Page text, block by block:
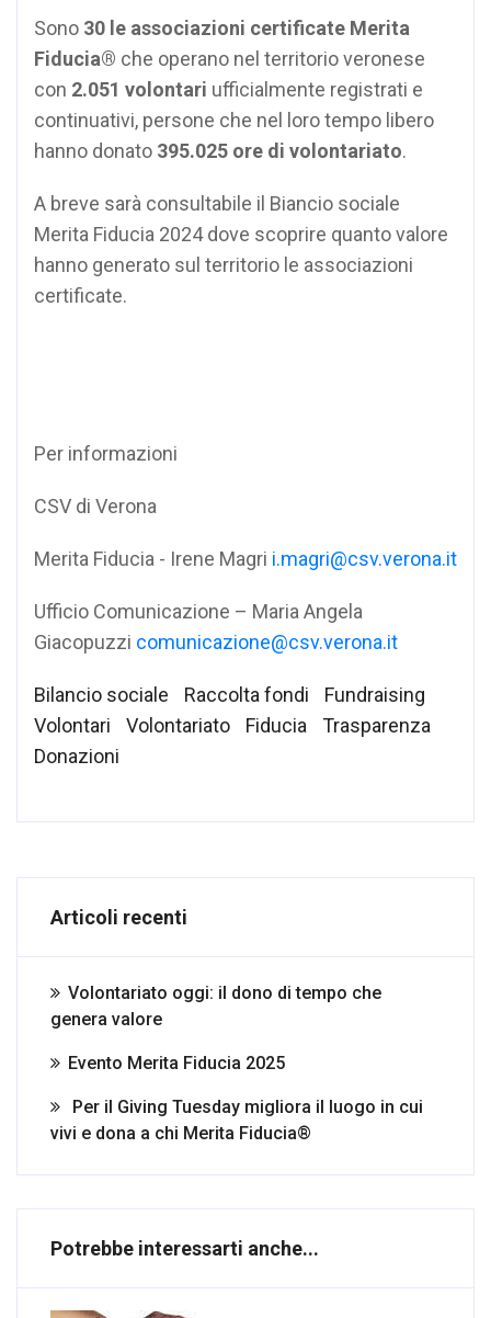
Sono 30 le associazioni certificate Merita
Fiducia® che operano nel territorio veronese
con 2.051 volontari ufficialmente registrati e
continuativi, persone che nel loro tempo libero
hanno donato 395.025 ore di volontariato.
A breve sarà consultabile il Biancio sociale
Merita Fiducia 2024 dove scoprire quanto valore
hanno generato sul territorio le associazioni
certificate.
Per informazioni
CSV di Verona
Merita Fiducia - Irene Magri i.magri@csv.verona.it
Ufficio Comunicazione – Maria Angela
Giacopuzzi comunicazione@csv.verona.it
Bilancio sociale Raccolta fondi
Fundraising
Volontari
Volontariato Fiducia
Trasparenza
Donazioni
Articoli recenti
Volontariato oggi: il dono di tempo che
genera valore
Evento Merita Fiducia 2025
Per il Giving Tuesday migliora il luogo in cui
vivi e dona a chi Merita Fiducia®
Potrebbe interessarti anche...